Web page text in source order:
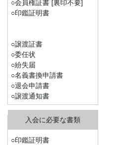
○会員権証書 [裏印不要]
○印鑑証明書
○譲渡証書
○委任状
○紛失届
○名義書換申請書
○退会申請書
○譲渡通知書
○印鑑証明書